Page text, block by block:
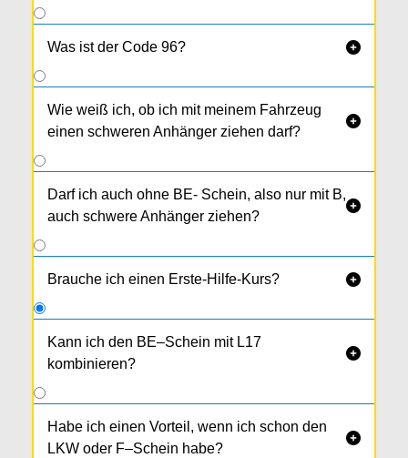
Was ist der Code 96? 
Wie weiß ich, ob ich mit meinem Fahrzeug
einen schweren Anhänger ziehen darf?

Darf ich auch ohne BE- Schein, also nur mit B,
auch schwere Anhänger ziehen?

Brauche ich einen Erste-Hilfe-Kurs? 
Kann ich den BE–Schein mit L17
kombinieren?

Das ist gesetzlich leider nicht möglich.
Habe ich einen Vorteil, wenn ich schon den
LKW oder F–Schein habe?
